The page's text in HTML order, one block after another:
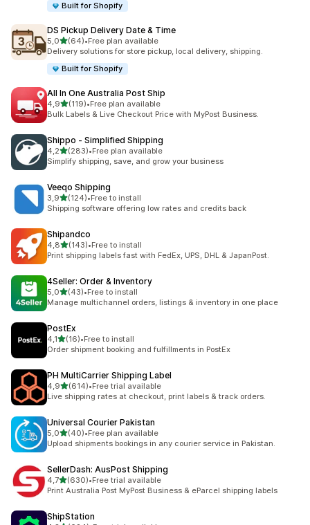
Built for Shopify
DS Pickup Delivery Date & Time
5,0z 5 hvězd
(64)
Celkový počet recenzí: 64
•Free plan available
Delivery solutions for store pickup, local delivery, shipping.
Built for Shopify
All In One Australia Post Ship
4,9z 5 hvězd
(119)
Celkový počet recenzí: 119
•Free plan available
Bulk Labels & Live Checkout Price with MyPost Business.
Shippo ‑ Simplified Shipping
4,2z 5 hvězd
(283)
Celkový počet recenzí: 283
•Free plan available
Simplify shipping, save, and grow your business
Veeqo Shipping
3,9z 5 hvězd
(124)
Celkový počet recenzí: 124
•Free to install
Shipping software offering low rates and credits back
Shipandco
4,8z 5 hvězd
(143)
Celkový počet recenzí: 143
•Free to install
Print shipping labels fast with FedEx, UPS, DHL & JapanPost.
4Seller: Order & Inventory
5,0z 5 hvězd
(43)
Celkový počet recenzí: 43
•Free to install
Manage multichannel orders, listings & inventory in one place
PostEx
4,1z 5 hvězd
(16)
Celkový počet recenzí: 16
•Free to install
Order shipment booking and fulfillments in PostEx
PH MultiCarrier Shipping Label
4,9z 5 hvězd
(614)
Celkový počet recenzí: 614
•Free trial available
Live shipping rates at checkout, print labels & track orders.
Universal Courier Pakistan
5,0z 5 hvězd
(40)
Celkový počet recenzí: 40
•Free plan available
Upload shipments bookings in any courier service in Pakistan.
SellerDash: AusPost Shipping
4,7z 5 hvězd
(630)
Celkový počet recenzí: 630
•Free trial available
Print Australia Post MyPost Business & eParcel shipping labels
ShipStation